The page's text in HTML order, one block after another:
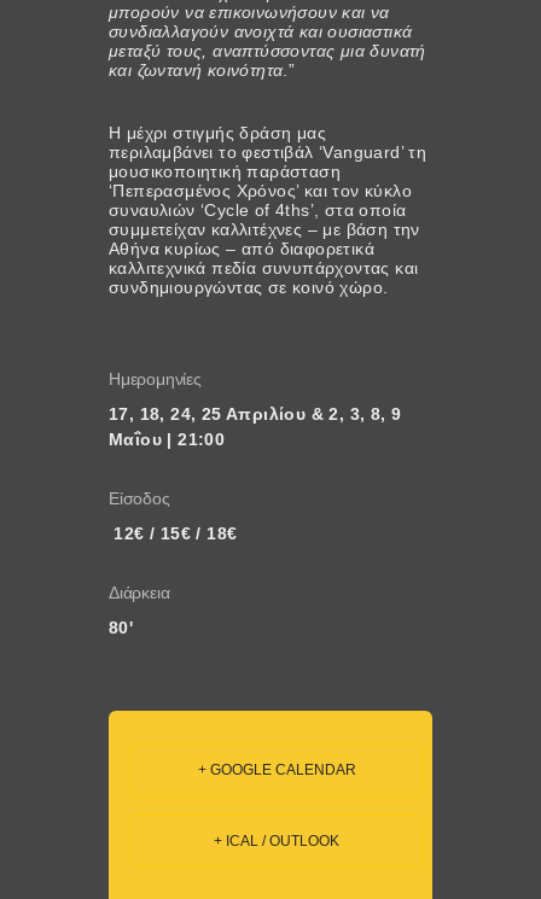
μπορούν να επικοινωνήσουν και να
συνδιαλλαγούν ανοιχτά και ουσιαστικά
μεταξύ τους, αναπτύσσοντας μια δυνατή
και ζωντανή κοινότητα .”
Η μέχρι στιγμής δράση μας
περιλαμβάνει το φεστιβάλ ‘Vanguard’ τη
μουσικοποιητική παράσταση
‘Πεπερασμένος Χρόνος’ και τον κύκλο
συναυλιών ‘Cycle of 4ths’, στα οποία
συμμετείχαν καλλιτέχνες – με βάση την
Αθήνα κυρίως – από διαφορετικά
καλλιτεχνικά πεδία συνυπάρχοντας και
συνδημιουργώντας σε κοινό χώρο.
Ημερομηνίες
17, 18, 24, 25 Απριλίου & 2, 3, 8, 9
Μαΐου | 21:00
Είσοδος
12€ / 15€ / 18€
Διάρκεια
80'
+ GOOGLE CALENDAR
+ ICAL / OUTLOOK